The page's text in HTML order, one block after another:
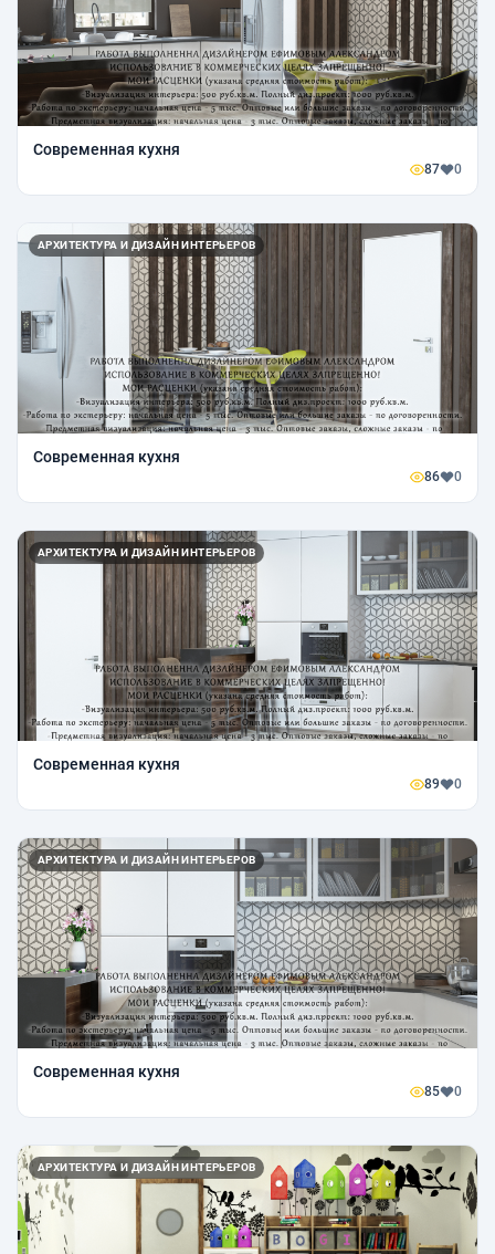
Современная кухня
87 0
АРХИТЕКТУРА И ДИЗАЙН ИНТЕРЬЕРОВ
Современная кухня
86 0
АРХИТЕКТУРА И ДИЗАЙН ИНТЕРЬЕРОВ
Современная кухня
89 0
АРХИТЕКТУРА И ДИЗАЙН ИНТЕРЬЕРОВ
Современная кухня
85 0
АРХИТЕКТУРА И ДИЗАЙН ИНТЕРЬЕРОВ